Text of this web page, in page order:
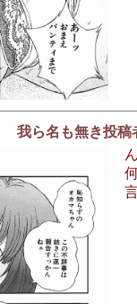
我ら名も無き投稿